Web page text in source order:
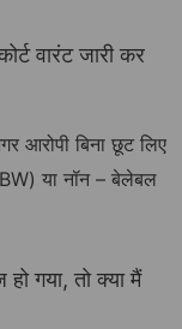
वारंट जारी कर
आरोपी बिना छूट लिए
या नॉन – बेलेबल
गया, तो क्या मैं